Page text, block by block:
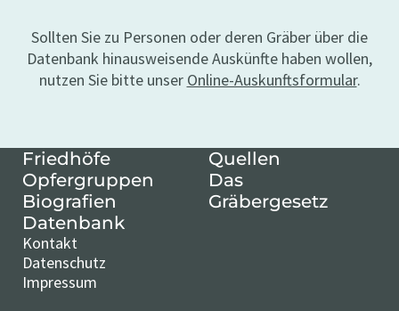
Sollten Sie zu Personen oder deren Gräber über die
Datenbank hinausweisende Auskünfte haben wollen,
nutzen Sie bitte unser Online-Auskunftsformular.
Friedhöfe
Opfergruppen
Biografien
Datenbank
Quellen
Das
Gräbergesetz
Kontakt
Datenschutz
Impressum